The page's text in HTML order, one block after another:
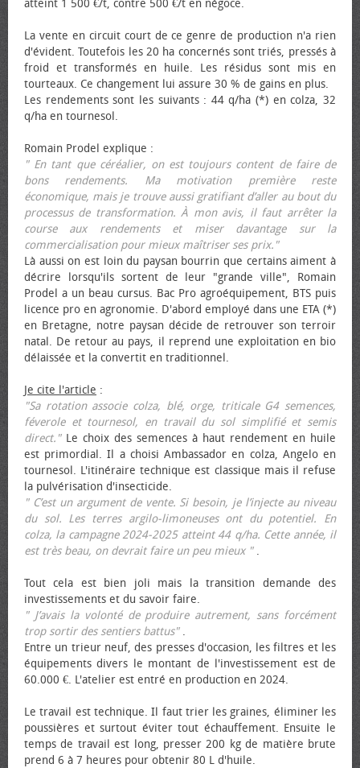
atteint 1 500 €/t, contre 500 €/t en négoce.
La vente en circuit court de ce genre de production n'a rien
d'évident. Toutefois les 20 ha concernés sont triés, pressés à
froid et transformés en huile. Les résidus sont mis en
tourteaux. Ce changement lui assure 30 % de gains en plus.
Les rendements sont les suivants : 44 q/ha (*) en colza, 32
q/ha en tournesol.
Romain Prodel explique :
" En tant que céréalier, on est toujours content de faire de
bons rendements. Ma motivation première reste
économique, mais je trouve aussi gratifiant d’aller au bout du
processus de transformation. À mon avis, il faut arrêter la
course aux rendements et miser davantage sur la
commercialisation pour mieux maîtriser ses prix."
Là aussi on est loin du paysan bourrin que certains aiment à
décrire lorsqu'ils sortent de leur "grande ville", Romain
Prodel a un beau cursus. Bac Pro agroéquipement, BTS puis
licence pro en agronomie. D'abord employé dans une ETA (*)
en Bretagne, notre paysan décide de retrouver son terroir
natal. De retour au pays, il reprend une exploitation en bio
délaissée et la convertit en traditionnel.
Je cite l'article :
"Sa rotation associe colza, blé, orge, triticale G4 semences,
féverole et tournesol, en travail du sol simplifié et semis
direct."Le choix des semences à haut rendement en huile
est primordial. Il a choisi Ambassador en colza, Angelo en
tournesol. L'itinéraire technique est classique mais il refuse
la pulvérisation d'insecticide.
" C’est un argument de vente. Si besoin, je l’injecte au niveau
du sol. Les terres argilo-limoneuses ont du potentiel. En
colza, la campagne 2024-2025 atteint 44 q/ha. Cette année, il
est très beau, on devrait faire un peu mieux ".
Tout cela est bien joli mais la transition demande des
investissements et du savoir faire.
" J’avais la volonté de produire autrement, sans forcément
trop sortir des sentiers battus".
Entre un trieur neuf, des presses d'occasion, les filtres et les
équipements divers le montant de l'investissement est de
60.000 €. L'atelier est entré en production en 2024.
Le travail est technique. Il faut trier les graines, éliminer les
poussières et surtout éviter tout échauffement. Ensuite le
temps de travail est long, presser 200 kg de matière brute
prend 6 à 7 heures pour obtenir 80 L d'huile.